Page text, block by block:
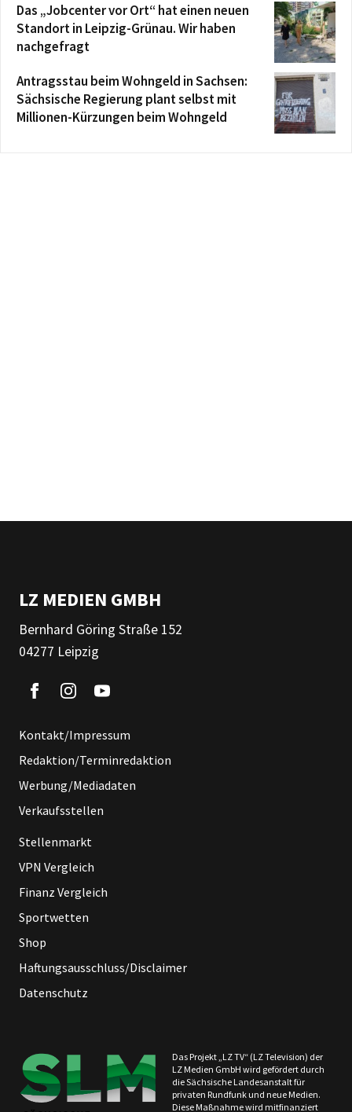
Das „Jobcenter vor Ort“ hat einen neuen
Standort in Leipzig-Grünau. Wir haben
nachgefragt
Antragsstau beim Wohngeld in Sachsen:
Sächsische Regierung plant selbst mit
Millionen-Kürzungen beim Wohngeld
LZ MEDIEN GMBH
Bernhard Göring Straße 152
04277 Leipzig
Kontakt/Impressum
Redaktion/Terminredaktion
Werbung/Mediadaten
Verkaufsstellen
Stellenmarkt
VPN Vergleich
Finanz Vergleich
Sportwetten
Shop
Haftungsausschluss/Disclaimer
Datenschutz
Das Projekt „LZ TV“ (LZ Television) der
LZ Medien GmbH wird gefördert durch
die Sächsische Landesanstalt für
privaten Rundfunk und neue Medien.
Diese Maßnahme wird mitfinanziert